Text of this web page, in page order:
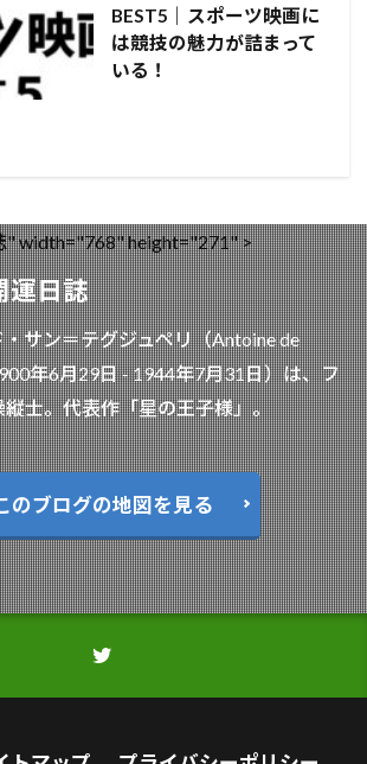
BEST5｜スポーツ映画に
は競技の魅力が詰まって
いる！
width="768" height="271" >
日誌
サン＝テグジュペリ（Antoine de
年6月29日 - 1944年7月31日）は、フ
士。代表作「星の王子様」。
のブログの地図を見る